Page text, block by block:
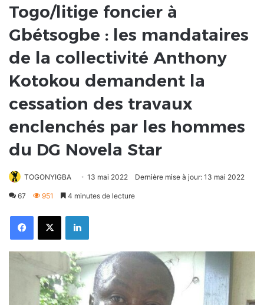
Togo/litige foncier à
Gbétsogbe : les mandataires
de la collectivité Anthony
Kotokou demandent la
cessation des travaux
enclenchés par les hommes
du DG Novela Star
TOGONYIGBA 13 mai 2022 Dernière mise à jour: 13 mai 2022
67 951 4 minutes de lecture
FacebookX Linkedin